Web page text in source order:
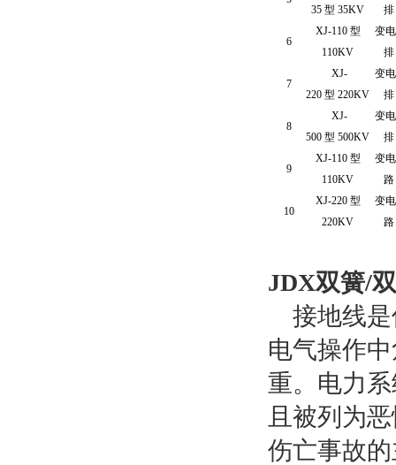
35 型 35KV
排
6
XJ-110 型
110KV
变
排
7
XJ-
220 型 220KV
变
排
8
XJ-
500 型 500KV
变
排
9
XJ-110 型
110KV
变
路
10
XJ-220 型
220KV
变
路
JDX双簧/
接地线是
电气操作
重。电力
且被列为
伤亡事故